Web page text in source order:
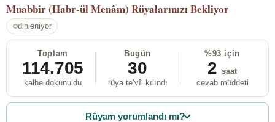
Muabbir (Habr-ül Menâm) Rüyalarınızı Bekliyor
dinleniyor
Toplam
114.705
kalbe dokunuldu
Bugün
30
rüya te’vîl kılındı
%93 için
2 saat
cevab müddeti
Rüyam yorumlandı mı?